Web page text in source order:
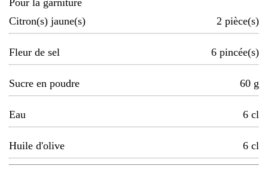
Pour la garniture
Citron(s) jaune(s)
2 pièce(s)
Fleur de sel 6 pincée(s)
Sucre en poudre 60 g
Eau 6 cl
Huile d'olive 6 cl